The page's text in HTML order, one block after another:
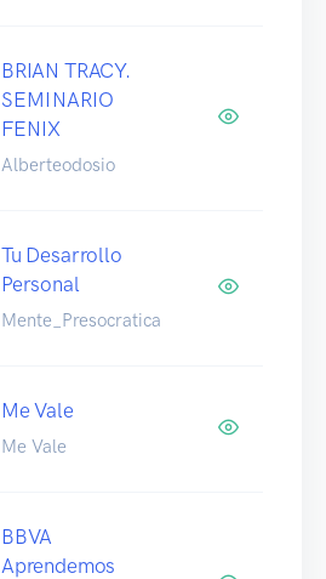
BRIAN TRACY.
SEMINARIO
FENIX
Alberteodosio
Tu Desarrollo
Personal
Mente_Presocratica
Me Vale
Me Vale
BBVA
Aprendemos